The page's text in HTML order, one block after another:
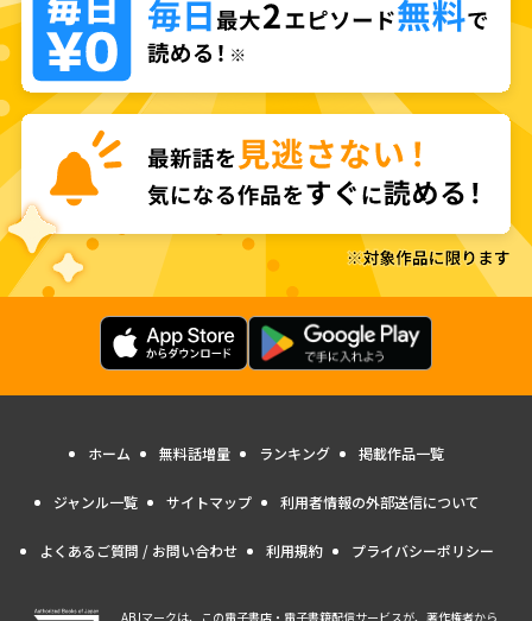
ホーム 無料話増量 ランキング 掲載作品一覧
ジャンル一覧 サイトマップ 利用者情報の外部送信について
よくあるご質問 / お問い合わせ 利用規約 プライバシーポリシー
ABJマークは、この電子書店・電子書籍配信サービスが、著作権者から